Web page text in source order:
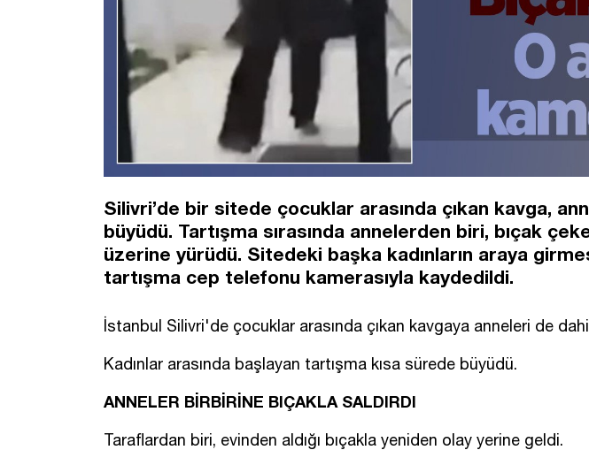
Silivri’de bir sitede çocuklar arasında çıkan kavga,
büyüdü. Tartışma sırasında annelerden biri, bıçak
üzerine yürüdü. Sitedeki başka kadınların araya
tartışma cep telefonu kamerasıyla kaydedildi.
İstanbul Silivri'de çocuklar arasında çıkan kavgaya anneleri de
Kadınlar arasında başlayan tartışma kısa sürede büyüdü.
ANNELER BİRBİRİNE BIÇAKLA SALDIRDI
Taraflardan biri, evinden aldığı bıçakla yeniden olay yerine geldi.